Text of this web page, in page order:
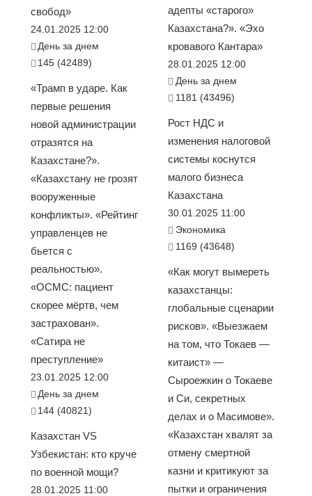
свобод»
24.01.2025 12:00
День за днем
145 (42489)
«Трамп в ударе. Как
первые решения
новой администрации
отразятся на
Казахстане?».
«Казахстану не грозят
вооруженные
конфликты». «Рейтинг
управленцев не
бьется с
реальностью».
«ОСМС: пациент
скорее мёртв, чем
застрахован».
«Сатира не
преступление»
23.01.2025 12:00
День за днем
144 (40821)
Казахстан VS
Узбекистан: кто круче
по военной мощи?
28.01.2025 11:00
адепты «старого»
Казахстана?». «Эхо
кровавого Кантара»
28.01.2025 12:00
День за днем
1181 (43496)
Рост НДС и
изменения налоговой
системы коснутся
малого бизнеса
Казахстана
30.01.2025 11:00
Экономика
1169 (43648)
«Как могут вымереть
казахстанцы:
глобальные сценарии
рисков». «Выезжаем
на том, что Токаев —
китаист» —
Сыроежкин о Токаеве
и Си, секретных
делах и о Масимове».
«Казахстан хвалят за
отмену смертной
казни и критикуют за
пытки и ограничения